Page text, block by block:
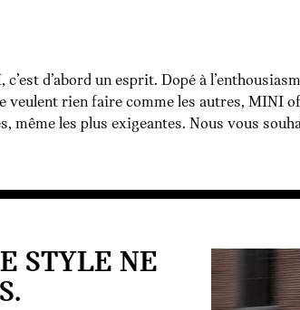
c’est d’abord un esprit. Dopé à
veulent rien faire comme les autres, MINI
même les plus exigeantes. Nous vous
STYLE NE